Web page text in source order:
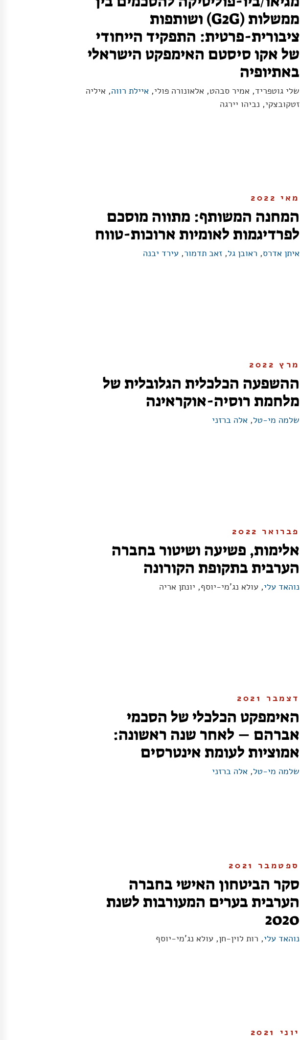
ממשלות (G2G) ושותפות
ציבורית-פרטית: התפקיד הייחודי
של אקו סיסטם האימפקט הישראלי
באתיופיה
שלי גוטפריד, אמיר סבהט, אלאונורה פולי, איילת רווה, איליה
זטקובצקי, נביהו יירגה
מאי 2022
המחנה המשותף: מתווה מוסכם
לפרדיגמות לאומיות ארוכות-טווח
איתן אדרס, ראובן גל, זאב תדמור, עירד יבנה
מרץ 2022
ההשפעה הכלכלית הגלובלית של
מלחמת רוסיה-אוקראינה
שלמה מי-טל, אלה ברזני
פברואר 2022
אלימות, פשיעה ושיטור בחברה
הערבית בתקופת הקורונה
נוהאד עלי, עולא נג'מי-יוסף, יונתן אריה
דצמבר 2021
האימפקט הכלכלי של הסכמי
אברהם – לאחר שנה ראשונה:
אמוציות לעומת אינטרסים
שלמה מי-טל, אלה ברזני
ספטמבר 2021
סקר הביטחון האישי בחברה
הערבית בערים המעורבות לשנת
2020
נוהאד עלי, רות לוין-חן, עולא נג'מי-יוסף
יוני 2021